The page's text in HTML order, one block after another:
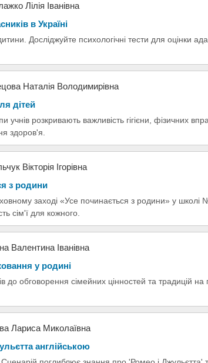
Лілія Іванівна
в Україні
Досліджуйте психологічні тести для оцінки
Наталія Володимирівна
дітей
учнів розкривають важливість гігієни, фізичних
здоров'я.
Вікторія Ігорівна
з родини
заході «Усе починається з родини» у школі
сім'ї для кожного.
Валентина Іванівна
у родині
до обговорення сімейних цінностей та традицій на
Лариса Миколаївна
англійською